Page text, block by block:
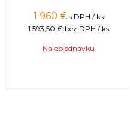
1 960 € s DPH / ks
1 593,50 € bez DPH / ks
Na objednávku